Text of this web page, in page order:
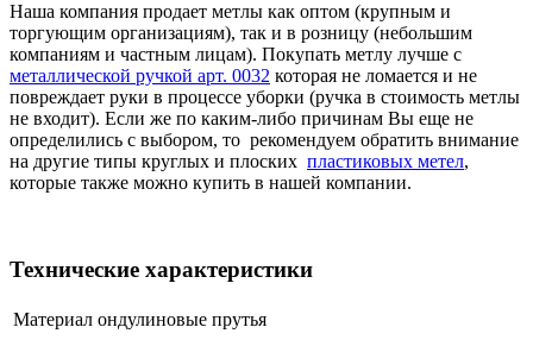
Наша компания продает метлы как оптом (крупным и
торгующим организациям), так и в розницу (небольшим
компаниям и частным лицам). Покупать метлу лучше с
металлической ручкой арт. 0032 которая не ломается и не
повреждает руки в процессе уборки (ручка в стоимость метлы
не входит). Если же по каким-либо причинам Вы еще не
определились с выбором, то рекомендуем обратить внимание
на другие типы круглых и плоских пластиковых метел,
которые также можно купить в нашей компании.
Технические характеристики
Материал ондулиновые прутья